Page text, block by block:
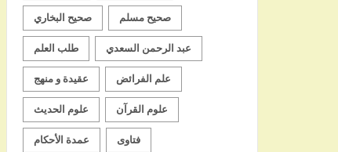
صحيح البخاري صحيح مسلم
طلب العلم عبد الرحمن السعدي
عقيدة و منهج علم الفرائض
علوم الحديث علوم القرآن
عمدة الأحكام فتاوى